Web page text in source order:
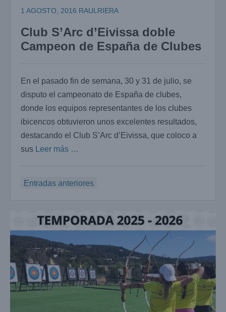
1 AGOSTO, 2016 RAULRIERA
Club S’Arc d’Eivissa doble
Campeon de España de Clubes
En el pasado fin de semana, 30 y 31 de julio, se
disputo el campeonato de España de clubes,
donde los equipos representantes de los clubes
ibicencos obtuvieron unos excelentes resultados,
destacando el Club S’Arc d’Eivissa, que coloco a
sus
Leer más …
Navegación
Entradas anteriores